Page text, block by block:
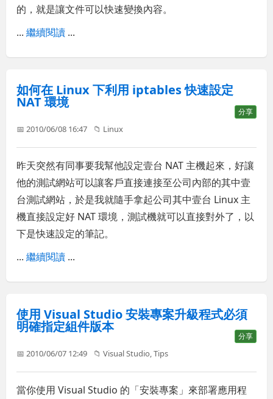
的，就是讓文件可以快速變換內容。
...繼續閱讀 ...
如何在 Linux 下利用 iptables 快速設定
NAT 環境
分享
📅 2010/06/08 16:47 📁 Linux
昨天突然有同事要我幫他設定壹台 NAT 主機起來，好讓
他的測試網站可以讓客戶直接連接至公司內部的其中壹
台測試網站，於是我就隨手拿起公司其中壹台 Linux 主
機直接設定好 NAT 環境，測試機就可以直接對外了，以
下是快速設定的筆記。
...繼續閱讀 ...
使用 Visual Studio 安裝專案升級程式必須
明確指定組件版本
分享
📅 2010/06/07 12:49 📁Visual Studio ,Tips
當你使用 Visual Studio 的「安裝專案」來部署應用程